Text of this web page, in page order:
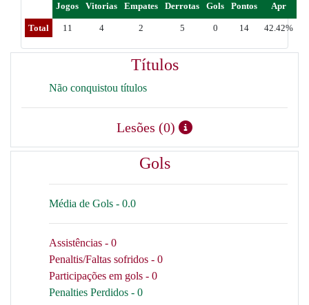
Jogos Vitorias Empates Derrotas Gols Pontos Apr
Total 11 4 2 5 0 14 42.42%
Títulos
Não conquistou títulos
Lesões (0)
Gols
Média de Gols - 0.0
Assistências - 0
Penaltis/Faltas sofridos - 0
Participações em gols - 0
Penalties Perdidos - 0